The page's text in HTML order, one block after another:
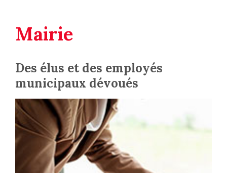
Mairie
Des élus et des employés
municipaux dévoués